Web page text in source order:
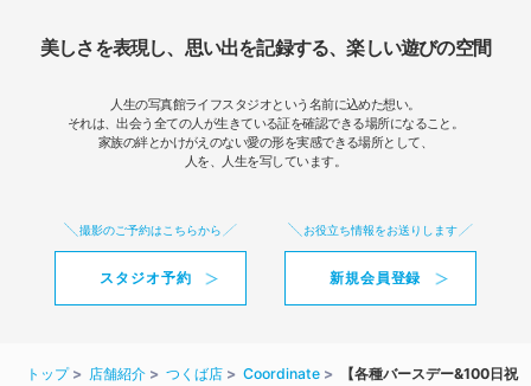
美しさを表現し、思い出を記録する、楽しい遊びの空間
人生の写真館ライフスタジオという名前に込めた想い。
それは、出会う全ての人が生きている証を確認できる場所になること。
家族の絆とかけがえのない愛の形を実感できる場所として、
人を、人生を写しています。
撮影のご予約はこちらから
スタジオ予約
お役立ち情報をお送りします
新規会員登録
トップ 店舗紹介 つくば店 Coordinate
【各種バースデー&100日祝